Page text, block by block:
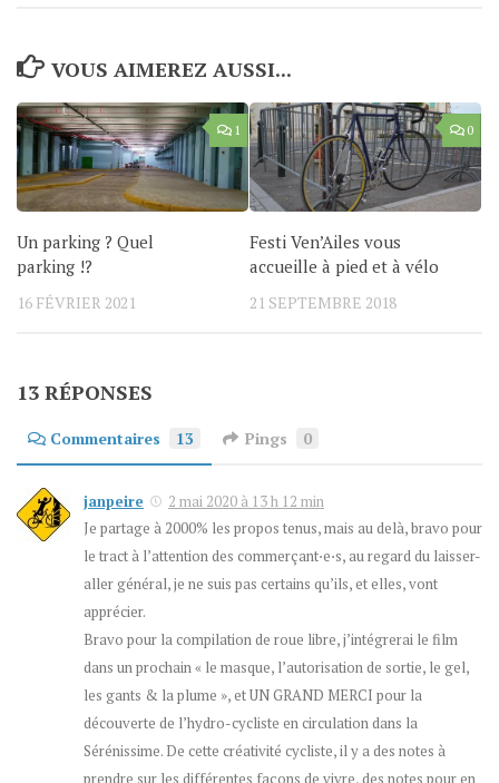
VOUS AIMEREZ AUSSI...
1
Un parking ? Quel
parking !?
16 FÉVRIER 2021
0
Festi Ven’Ailes vous
accueille à pied et à vélo
21 SEPTEMBRE 2018
13 RÉPONSES
Commentaires 13 Pings 0
janpeire
2 mai 2020 à 13 h 12 min
Je partage à 2000% les propos tenus, mais au delà, bravo pour
le tract à l’attention des commerçant⋅e⋅s, au regard du laisser-
aller général, je ne suis pas certains qu’ils, et elles, vont
apprécier.
Bravo pour la compilation de roue libre, j’intégrerai le film
dans un prochain « le masque, l’autorisation de sortie, le gel,
les gants & la plume », et UN GRAND MERCI pour la
découverte de l’hydro-cycliste en circulation dans la
Sérénissime. De cette créativité cycliste, il y a des notes à
prendre sur les différentes façons de vivre, des notes pour en